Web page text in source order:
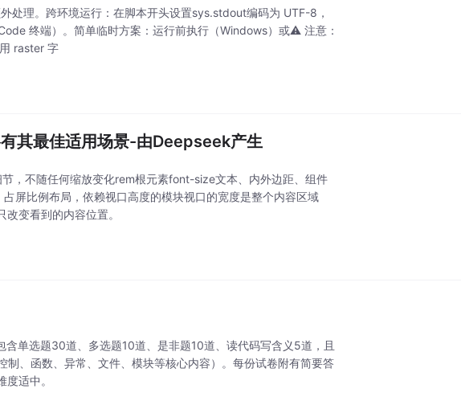
理。跨环境运行：在脚本开头设置sys.stdout编码为 UTF-8，
终端）。简单临时方案：运行前执行（Windows）或⚠️ 注意：
raster 字
其最佳适用场景-由Deepseek产生
，不随任何缩放变化rem根元素font-size文本、内外边距、组件
屏比例布局，依赖视口高度的模块视口的宽度是整个内容区域
变看到的内容位置。
单选题30道、多选题10道、是非题10道、读代码写含义5道，且
、函数、异常、文件、模块等核心内容）。每份试卷附有简要答
适中。